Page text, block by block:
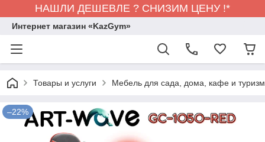
НАШЛИ ДЕШЕВЛЕ ? СНИЗИМ ЦЕНУ !*
Интернет магазин «KazGym»
Товары и услуги Мебель для сада, дома, кафе и
–22%